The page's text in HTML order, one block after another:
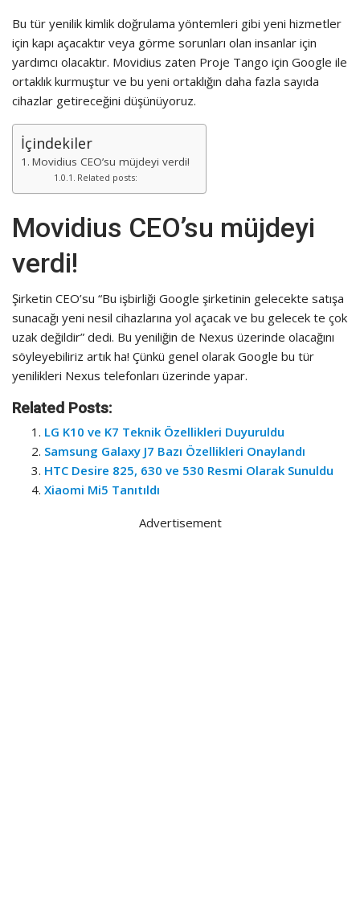
Bu tür yenilik kimlik doğrulama yöntemleri gibi yeni hizmetler
için kapı açacaktır veya görme sorunları olan insanlar için
yardımcı olacaktır. Movidius zaten Proje Tango için Google ile
ortaklık kurmuştur ve bu yeni ortaklığın daha fazla sayıda
cihazlar getireceğini düşünüyoruz.
İçindekiler
Movidius CEO’su müjdeyi verdi!
Related posts:
Movidius CEO’su müjdeyi
verdi!
Şirketin CEO’su “Bu işbirliği Google şirketinin gelecekte satışa
sunacağı yeni nesil cihazlarına yol açacak ve bu gelecek te çok
uzak değildir” dedi. Bu yeniliğin de Nexus üzerinde olacağını
söyleyebiliriz artık ha! Çünkü genel olarak Google bu tür
yenilikleri Nexus telefonları üzerinde yapar.
Related Posts:
LG K10 ve K7 Teknik Özellikleri Duyuruldu
Samsung Galaxy J7 Bazı Özellikleri Onaylandı
HTC Desire 825, 630 ve 530 Resmi Olarak Sunuldu
Xiaomi Mi5 Tanıtıldı
Advertisement